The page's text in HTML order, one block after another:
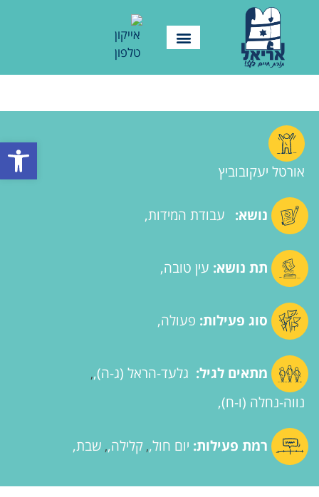
פתח
אורטל יעקובוביץ
נושא: עבודת המידות
תת נושא: עין טובה
סוג פעילות: פעולה
מתאים לגיל: גלעד-הראל (ג-ה) ,
נווה-נחלה (ו-ח)
רמת פעילות: יום חול , קלילה , שבת